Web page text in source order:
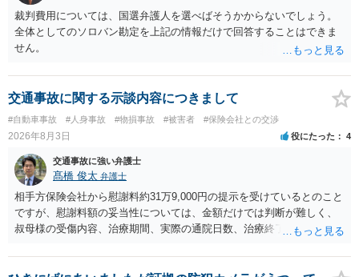
裁判費用については、国選弁護人を選べばそうかからないでしょう。
全体としてのソロバン勘定を上記の情報だけで回答することはできま
せん。
交通事故に関する示談内容につきまして
#自動車事故 #人身事故 #物損事故 #被害者 #保険会社との交渉
2026年8月3日 役にたった 4
交通事故に強い弁護士
髙橋 俊太 弁護士
相手方保険会社から慰謝料約31万9,000円の提示を受けているとのこと
ですが、慰謝料額の妥当性については、金額だけでは判断が難しく、
叔母様の受傷内容、治療期間、実際の通院日数、治療終了の経緯、後
確認する必要があります。保険会社から提示される慰謝料額について